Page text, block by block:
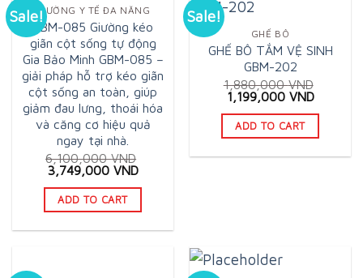
Sale!GIƯỜNG Y TẾ ĐA NĂNG
GBM-085 Giường kéo
giãn cột sống tự động
Gia Bảo Minh GBM-085 –
giải pháp hỗ trợ kéo giãn
cột sống an toàn, giúp
giảm đau lưng, thoái hóa
và căng cơ hiệu quả
ngay tại nhà.
6,100,000VND
Original
price
was:
6,100,000 VND.
3,749,000 VNDCurrent
is:
ADD TO CART
Sale!
GHẾ BÔ
GHẾ BÔ TẮM VỆ SINH
GBM-202
1,880,000VND
Original
price
was:
1,880,000 VND.
1,199,000 VNDCurrent
is:
ADD TO CART